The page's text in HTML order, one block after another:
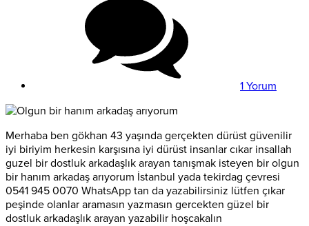
1 Yorum
Merhaba ben gökhan 43 yaşında gerçekten dürüst güvenilir
iyi biriyim herkesin karşısına iyi dürüst insanlar cıkar insallah
guzel bir dostluk arkadaşlık arayan tanışmak isteyen bir olgun
bir hanım arkadaş arıyorum İstanbul yada tekirdag çevresi
0541 945 0070 WhatsApp tan da yazabilirsiniz lütfen çıkar
peşinde olanlar aramasın yazmasın gercekten güzel bir
dostluk arkadaşlık arayan yazabilir hoşcakalın